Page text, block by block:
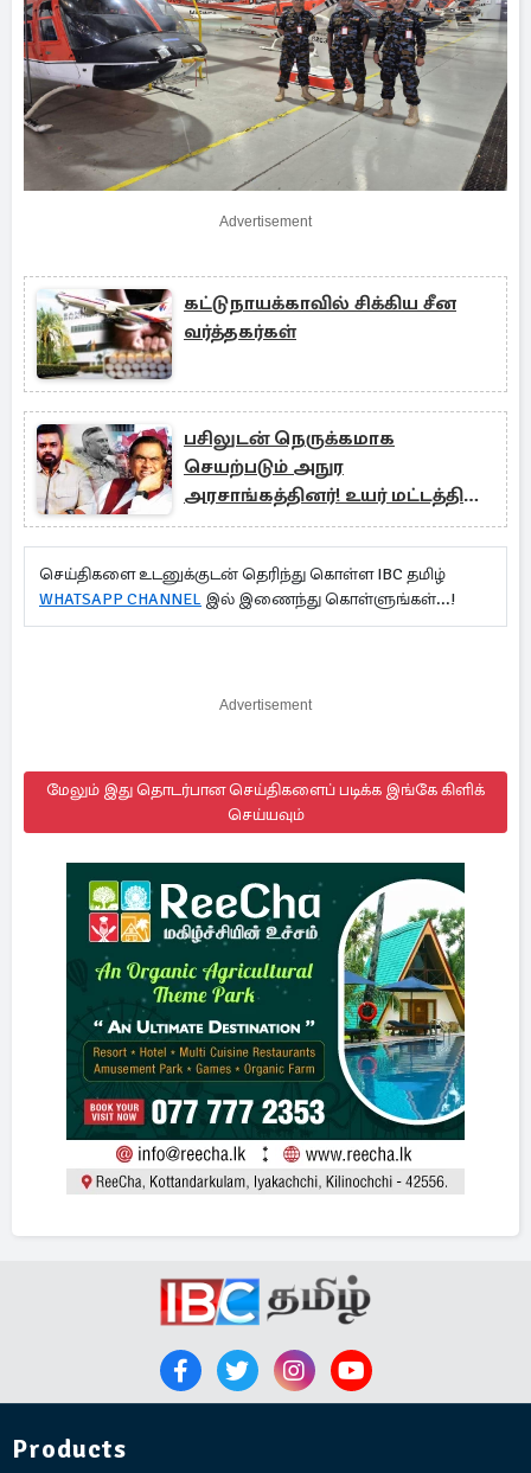
Advertisement
கட்டுநாயக்காவில் சிக்கிய சீன
வர்த்தகர்கள்
பசிலுடன் நெருக்கமாக
செயற்படும் அநுர
அரசாங்கத்தினர்! உயர் மட்டத்தில்
வழங்கப்பட்ட அறிவுரை
செய்திகளை உடனுக்குடன் தெரிந்து கொள்ள IBC தமிழ்
WHATSAPP CHANNEL இல் இணைந்து கொள்ளுங்கள்...!
Advertisement
மேலும் இது தொடர்பான செய்திகளைப் படிக்க இங்கே கிளிக்
செய்யவும்
Products